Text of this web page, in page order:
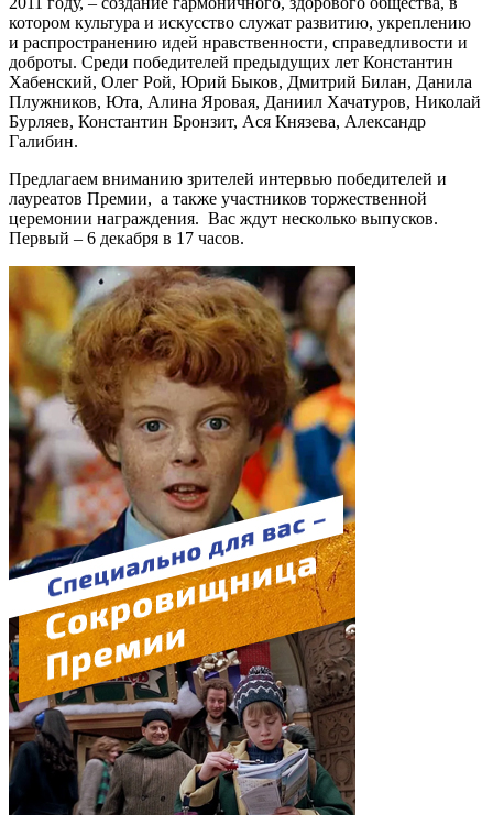
котором культура и искусство служат развитию, укреплению
и распространению идей нравственности, справедливости и
доброты. Среди победителей предыдущих лет Константин
Хабенский, Олег Рой, Юрий Быков, Дмитрий Билан, Данила
Плужников, Юта, Алина Яровая, Даниил Хачатуров, Николай
Бурляев, Константин Бронзит, Ася Князева, Александр
Галибин.
Предлагаем вниманию зрителей интервью победителей и
лауреатов Премии, а также участников торжественной
церемонии награждения. Вас ждут несколько выпусков.
Первый – 6 декабря в 17 часов.